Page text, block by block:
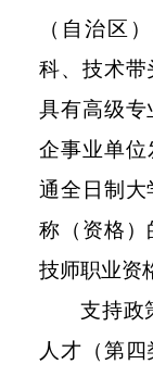
（自治区
科、技术带
具有高级专
企事业单位
通全日制大
称（资格）
技师职业资
支持政
人才（第